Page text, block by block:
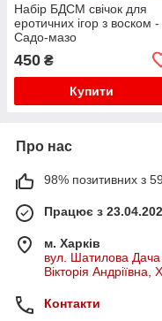
Набір БДСМ свічок для
еротичних ігор з воском -
Садо-мазо
450 ₴
Купити
Про нас
98% позитивних з 59
Працює з
м. Харків
вул. Шатилова
Вікторія Андріївна,
Контакти